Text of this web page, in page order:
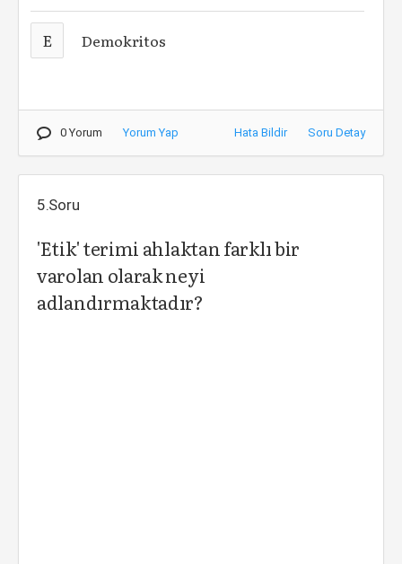
E Demokritos
0 Yorum Yorum Yap Hata Bildir Soru Detay
5.Soru
'Etik' terimi ahlaktan farklı bir
varolan olarak neyi
adlandırmaktadır?